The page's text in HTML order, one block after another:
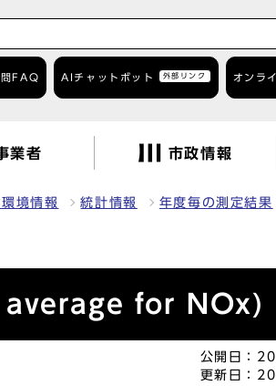
FAQ AIチャットボット 外部リンク オンラ
業者 市政情報
境情報 統計情報 年度毎の測定結果
average for NOx)
公開日：
更新日：